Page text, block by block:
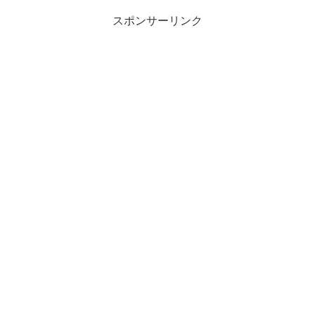
スポンサーリンク